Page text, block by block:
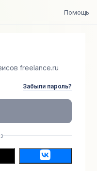
Помощь
freelance.ru
Забыли пароль?